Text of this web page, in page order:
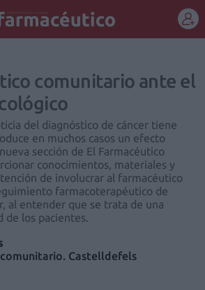
comunitario ante el
del diagnóstico de cáncer tiene
en muchos casos un efecto
sección de El Farmacéutico
conocimientos, materiales y
de involucrar al farmacéutico
farmacoterapéutico de
al entender que se trata de una
de los pacientes.
Castelldefels